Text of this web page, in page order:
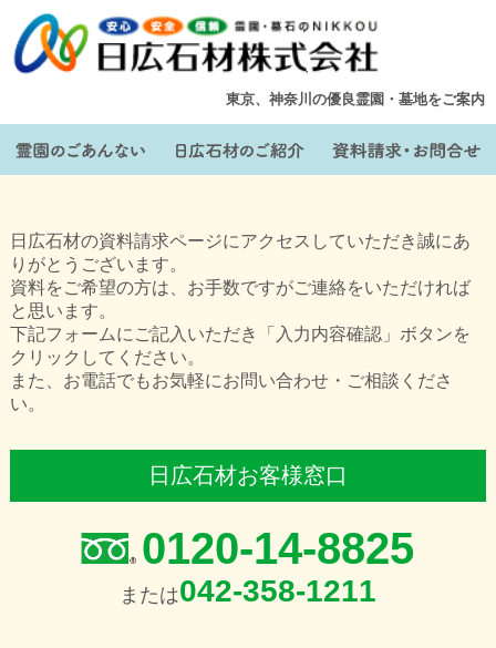
東京、神奈川の優良霊園・墓地をご案内
日広石材の資料請求ページにアクセスしていただき誠にあ
りがとうございます。
資料をご希望の方は、お手数ですがご連絡をいただければ
と思います。
下記フォームにご記入いただき「入力内容確認」ボタンを
クリックしてください。
また、お電話でもお気軽にお問い合わせ・ご相談くださ
い。
日広石材お客様窓口
0120-14-8825
または042-358-1211